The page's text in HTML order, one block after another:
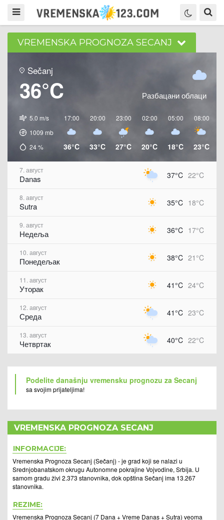
VREMENSKA PROGNOZA SECANJ
Sečanj
36°C Разбацани облаци
5.0 m/s
1009 mb
24%
17:00
36°C
20:00
33°C
23:00
27°C
02:00
20°C
05:00
18°C
08:00
23°C
7. август
Danas 37°C 22°C
8. август
Sutra 35°C 18°C
9. август
Недеља 36°C 17°C
10. август
Понедељак 38°C 21°C
11. август
Уторак 41°C 24°C
12. август
Среда 41°C 23°C
13. август
Четвртак 40°C 22°C
Podelite današnju vremensku prognozu za Secanj
sa svojim prijateljima!
VREMENSKA PROGNOZA SECANJ
INFORMACIJE:
Vremenska Prognoza Secanj (Sečanj) - je grad koji se nalazi u
Srednjobanatskom okrugu Autonomne pokrajine Vojvodine, Srbija. U
samom gradu živi 2.373 stanovnika, dok opština Sečanj ima 13.267
stanovnika.
REZIME:
Vremenska Prognoza Secanj (7 Dana + Vreme Danas + Sutra) veoma